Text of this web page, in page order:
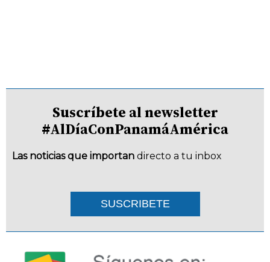
Suscríbete al newsletter
#AlDíaConPanamáAmérica
Las noticias que importan directo a tu inbox
SUSCRIBETE